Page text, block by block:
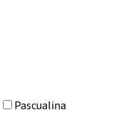
Pascualina